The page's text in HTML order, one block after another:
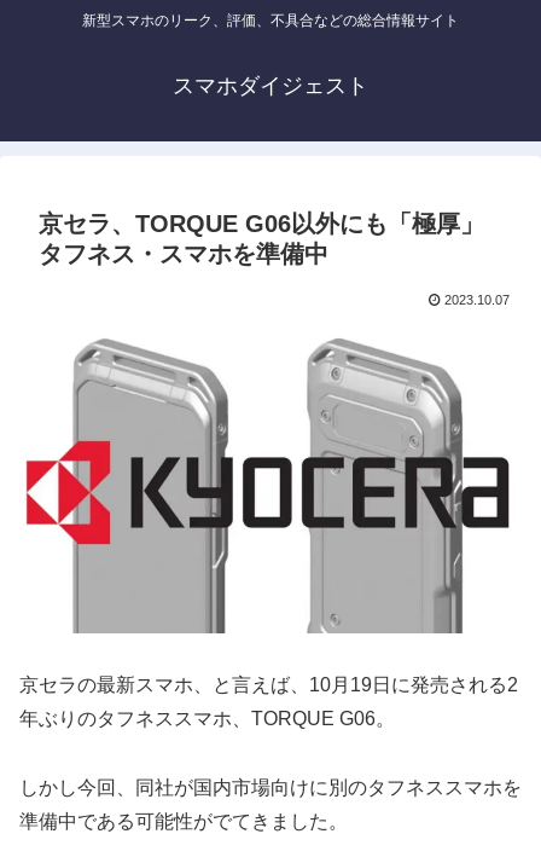
新型スマホのリーク、評価、不具合などの総合情報サイト
スマホダイジェスト
京セラ、TORQUE G06以外にも「極厚」
タフネス・スマホを準備中
2023.10.07
京セラの最新スマホ、と言えば、10月19日に発売される2
年ぶりのタフネススマホ、TORQUE G06。
しかし今回、同社が国内市場向けに別のタフネススマホを
準備中である可能性がでてきました。